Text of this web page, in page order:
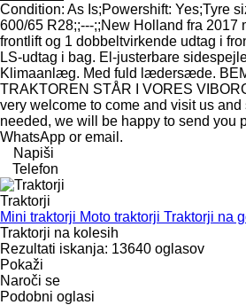
Condition: As Is;Powershift: Yes;Tyre
600/65 R28;;---;;New Holland fra 2017
frontlift og 1 dobbeltvirkende udtag i
LS-udtag i bag. El-justerbare
Klimaanlæg. Med fuld lædersæde.
TRAKTOREN STÅR I VORES
very welcome to come and visit us and
needed, we will be happy to send you
WhatsApp or email.
Napiši
Telefon
Traktorji
Mini traktorji Moto traktorji Traktorji na
Traktorji na kolesih
Rezultati iskanja: 13640 oglasov
Pokaži
Naroči se
Podobni oglasi